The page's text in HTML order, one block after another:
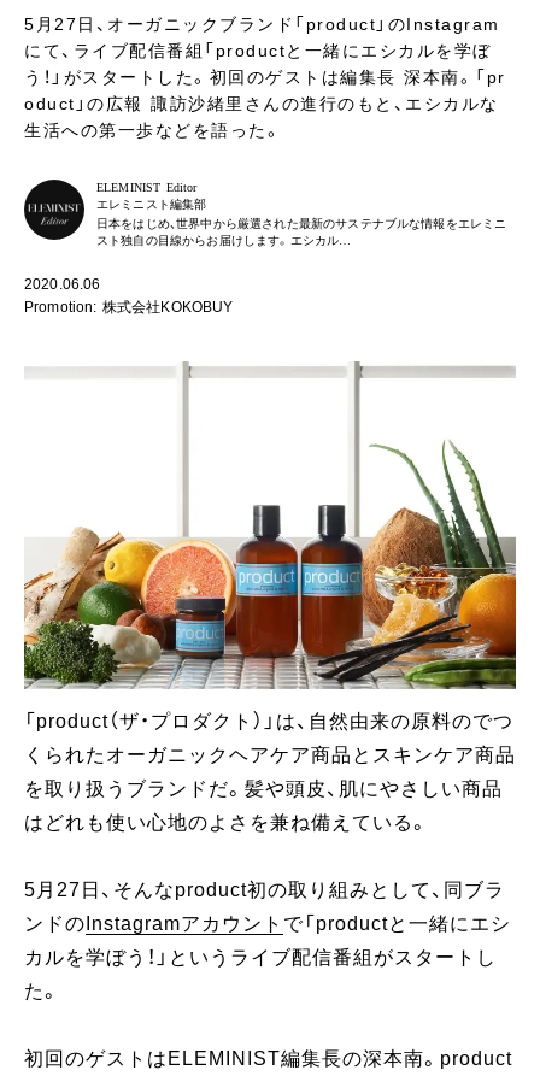
5月27日、オーガニックブランド「product」のInstagram
にて、ライブ配信番組「productと一緒にエシカルを学ぼ
う！」がスタートした。初回のゲストは編集長 深本南。「pr
oduct」の広報 諏訪沙緒里さんの進行のもと、エシカルな
生活への第一歩などを語った。
ELEMINIST Editor
エレミニスト編集部
日本をはじめ、世界中から厳選された最新のサステナブルな情報をエレミニ
スト独自の目線からお届けします。エシカル…
2020.06.06
Promotion: 株式会社KOKOBUY
「product（ザ・プロダクト）」は、自然由来の原料のでつ
くられたオーガニックヘアケア商品とスキンケア商品
を取り扱うブランドだ。髪や頭皮、肌にやさしい商品
はどれも使い心地のよさを兼ね備えている。
5月27日、そんなproduct初の取り組みとして、同ブラ
ンドの Instagramアカウント で「productと一緒にエシ
カルを学ぼう！」というライブ配信番組がスタートし
た。
初回のゲストはELEMINIST編集長の深本南。product